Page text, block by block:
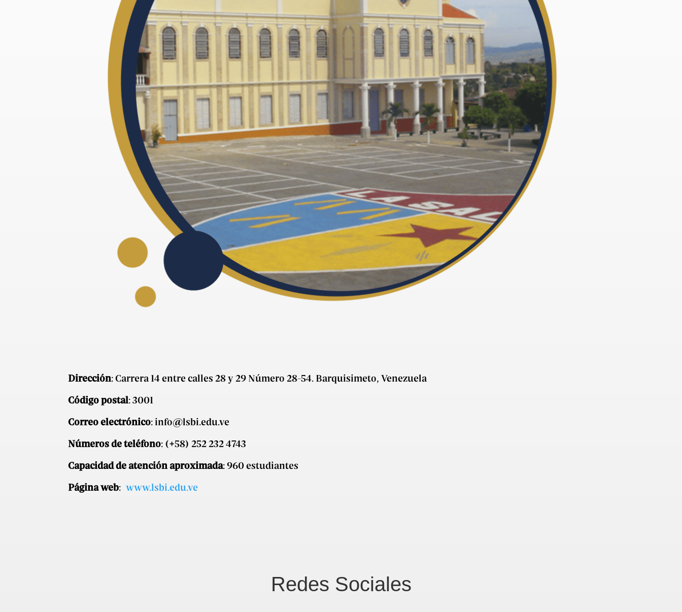
Dirección: Carrera 14 entre calles 28 y 29 Número 28-54. Barquisimeto, Venezuela
Código postal: 3001
Correo electrónico:info@lsbi.edu.ve
Números de teléfono: (+58) 252 232 4743
Capacidad de atención aproximada: 960 estudiantes
Página web: www.lsbi.edu.ve
Redes Sociales